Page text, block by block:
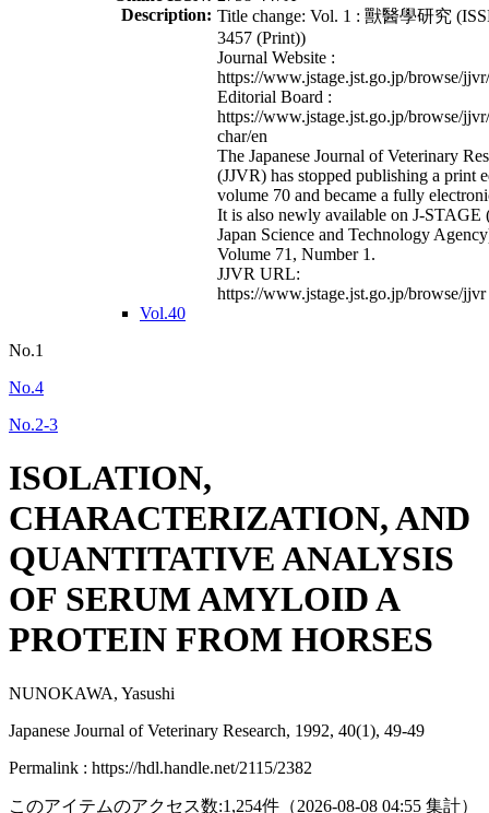
Description: Title change: Vol. 1 : 獸醫學研究
3457 (Print))
Journal Website :
https://www.jstage.jst.go.jp/browse/
Editorial Board :
https://www.jstage.jst.go.jp/browse/
char/en
The Japanese Journal of Veterinary
(JJVR) has stopped publishing a print
volume 70 and became a fully
It is also newly available on J-STAGE
Japan Science and Technology
Volume 71, Number 1.
JJVR URL:
https://www.jstage.jst.go.jp/browse/jjvr
Vol.40
No.1
No.4
No.2-3
ISOLATION,
CHARACTERIZATION, AND
QUANTITATIVE ANALYSIS
OF SERUM AMYLOID A
PROTEIN FROM HORSES
NUNOKAWA, Yasushi
Japanese Journal of Veterinary Research, 1992, 40(1), 49-49
Permalink : https://hdl.handle.net/2115/2382
このアイテムのアクセス数:1,254件 （2026-08-08 04:55 集計）